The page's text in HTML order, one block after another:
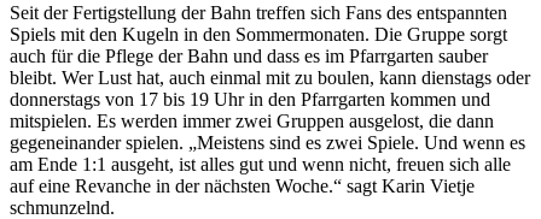
Seit der Fertigstellung der Bahn treffen sich Fans des entspannten
Spiels mit den Kugeln in den Sommermonaten. Die Gruppe sorgt
auch für die Pflege der Bahn und dass es im Pfarrgarten sauber
bleibt. Wer Lust hat, auch einmal mit zu boulen, kann dienstags oder
donnerstags von 17 bis 19 Uhr in den Pfarrgarten kommen und
mitspielen. Es werden immer zwei Gruppen ausgelost, die dann
gegeneinander spielen. „Meistens sind es zwei Spiele. Und wenn es
am Ende 1:1 ausgeht, ist alles gut und wenn nicht, freuen sich alle
auf eine Revanche in der nächsten Woche.“ sagt Karin Vietje
schmunzelnd.